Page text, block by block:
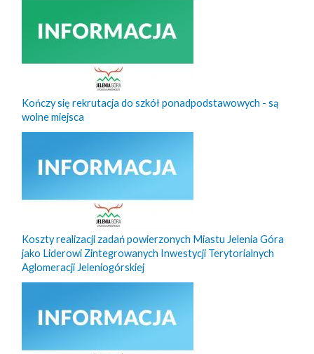
Kończy się rekrutacja do szkół ponadpodstawowych - są
wolne miejsca
Koszty realizacji zadań powierzonych Miastu Jelenia Góra
jako Liderowi Zintegrowanych Inwestycji Terytorialnych
Aglomeracji Jeleniogórskiej